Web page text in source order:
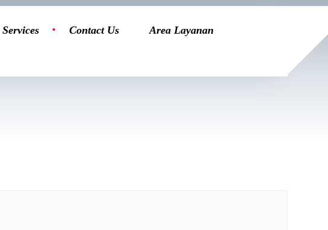
Services Contact Us Area Layanan